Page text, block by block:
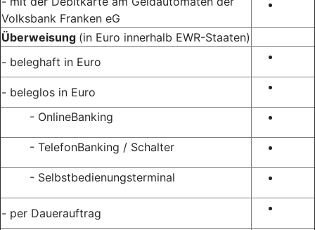
Volksbank Franken eG
Überweisung (in Euro innerhalb EWR-Staaten)
- beleghaft in Euro
- beleglos in Euro
- OnlineBanking
- TelefonBanking / Schalter
- Selbstbedienungsterminal
- per Dauerauftrag